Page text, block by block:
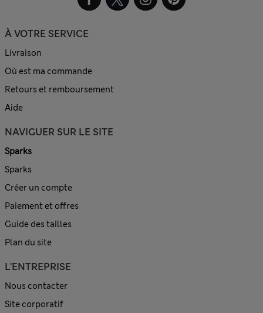
À VOTRE SERVICE
Livraison
Où est ma commande
Retours et remboursement
Aide
NAVIGUER SUR LE SITE
Sparks
Sparks
Créer un compte
Paiement et offres
Guide des tailles
Plan du site
L'ENTREPRISE
Nous contacter
Site corporatif